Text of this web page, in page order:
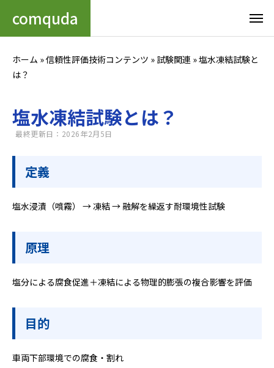
comquda
ホーム »信頼性評価技術コンテンツ » 試験関連 »塩水凍結試験と
は？
塩水凍結試験とは？
最終更新日：2026年2月5日
定義
塩水浸漬（噴霧） → 凍結 → 融解を繰返す耐環境性試験
原理
塩分による腐食促進＋凍結による物理的膨張の複合影響を評価
目的
車両下部環境での腐食‧割れ